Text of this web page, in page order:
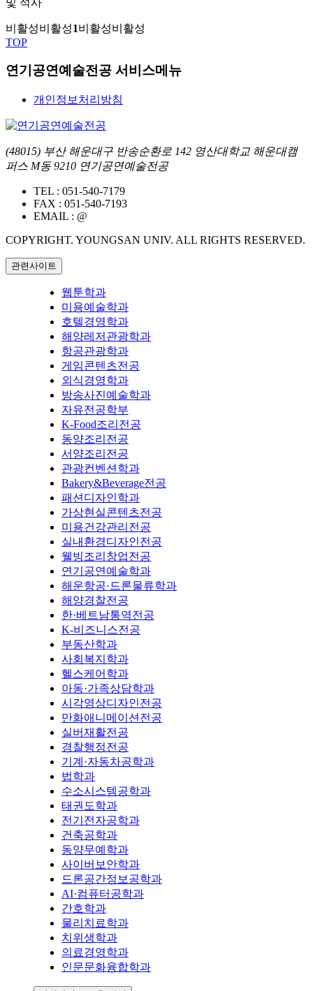
비활성비활성1비활성비활성
TOP
연기공연예술전공 서비스메뉴
개인정보처리방침
(48015) 부산 해운대구 반송순환로 142 영산대학교 해운대캠
퍼스 M동 9210 연기공연예술전공
TEL : 051-540-7179
FAX : 051-540-7193
EMAIL : @
COPYRIGHT. YOUNGSAN UNIV. ALL RIGHTS RESERVED.
관련사이트
웹툰학과
미용예술학과
호텔경영학과
해양레저관광학과
항공관광학과
게임콘텐츠전공
외식경영학과
방송사진예술학과
자유전공학부
K-Food조리전공
동양조리전공
서양조리전공
관광컨벤션학과
Bakery&Beverage전공
패션디자인학과
가상현실콘텐츠전공
미용건강관리전공
실내환경디자인전공
웰빙조리창업전공
연기공연예술학과
해운항공·드론물류학과
해양경찰전공
한·베트남통역전공
K-비즈니스전공
부동산학과
사회복지학과
헬스케어학과
아동·가족상담학과
시각영상디자인전공
만화애니메이션전공
실버재활전공
경찰행정전공
기계·자동차공학과
법학과
수소시스템공학과
태권도학과
전기전자공학과
건축공학과
동양무예학과
사이버보안학과
드론공간정보공학과
AI·컴퓨터공학과
간호학과
물리치료학과
치위생학과
의료경영학과
인문문화융합학과